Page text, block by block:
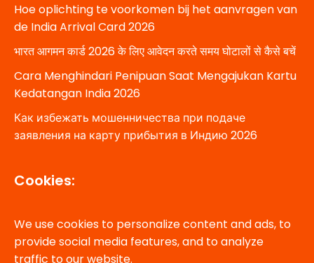
Hoe oplichting te voorkomen bij het aanvragen van
de India Arrival Card 2026
भारत आगमन कार्ड 2026 के लिए आवेदन करते समय घोटालों से कैसे बचें
Cara Menghindari Penipuan Saat Mengajukan Kartu
Kedatangan India 2026
Как избежать мошенничества при подаче
заявления на карту прибытия в Индию 2026
Cookies:
We use cookies to personalize content and ads, to
provide social media features, and to analyze
traffic to our website.